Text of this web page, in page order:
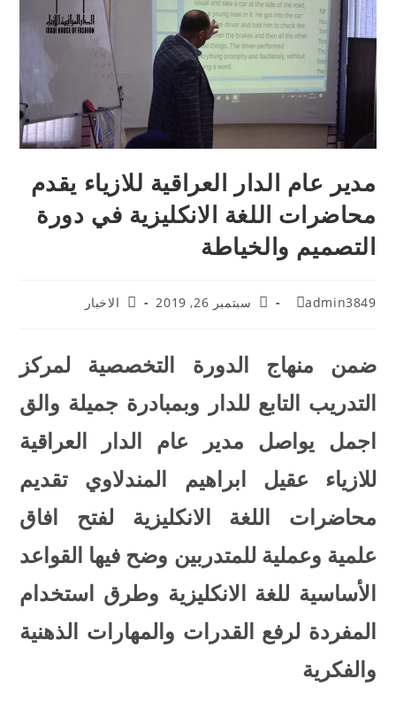
مدير عام الدار العراقية للازياء يقدم
محاضرات اللغة الانكليزية في دورة
التصميم والخياطة
admin3849 سبتمبر 26, 2019 الاخبار
ضمن منهاج الدورة التخصصية لمركز
التدريب التابع للدار وبمبادرة جميلة والق
اجمل يواصل مدير عام الدار العراقية
للازياء عقيل ابراهيم المندلاوي تقديم
محاضرات اللغة الانكليزية لفتح افاق
علمية وعملية للمتدربين وضح فيها القواعد
الأساسية للغة الانكليزية وطرق استخدام
المفردة لرفع القدرات والمهارات الذهنية
والفكرية